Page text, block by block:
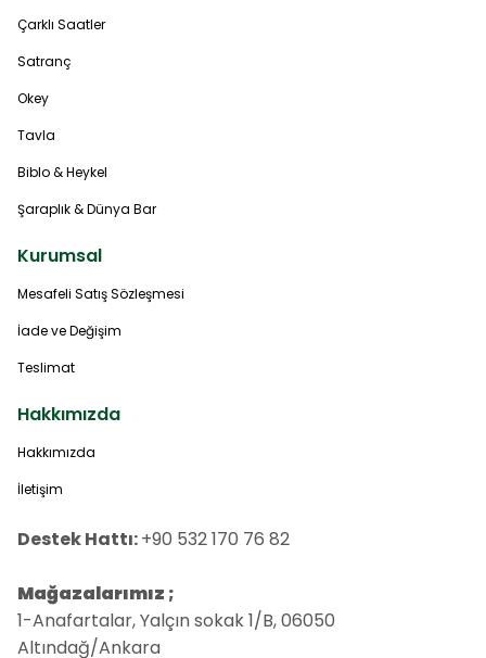
Çarklı Saatler
Satranç
Okey
Tavla
Biblo & Heykel
Şaraplık & Dünya Bar
Kurumsal
Mesafeli Satış Sözleşmesi
İade ve Değişim
Teslimat
Hakkımızda
Hakkımızda
İletişim
Destek Hattı:+90 532 170 76 82
Mağazalarımız ;
1-Anafartalar, Yalçın sokak 1/B, 06050
Altındağ/Ankara